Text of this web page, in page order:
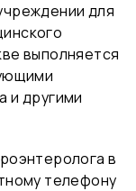
для
выполняется
и другими
в
телефону